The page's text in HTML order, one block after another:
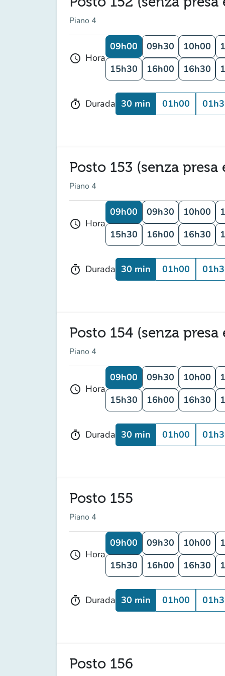
Piano 4
schedule Hora
09h00 09h30 10h00
15h30
16h00 16h30
timer Durada 30 min 01h00
Posto 153 (senza presa
Piano 4
schedule Hora
09h00 09h30 10h00
15h30
16h00 16h30
timer Durada 30 min 01h00
Posto 154 (senza
Piano 4
schedule Hora
09h00 09h30 10h00
15h30
16h00 16h30
timer Durada 30 min 01h00
Posto 155
Piano 4
schedule Hora
09h00 09h30 10h00
15h30
16h00 16h30
timer Durada 30 min 01h00
Posto 156